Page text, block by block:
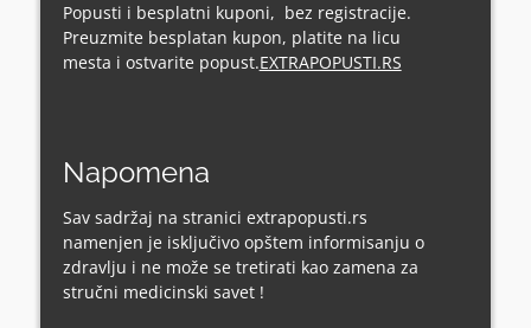
Popusti i besplatni kuponi, bez registracije.
Preuzmite besplatan kupon, platite na licu
mesta i ostvarite popust.EXTRAPOPUSTI.RS
Napomena
Sav sadržaj na stranici extrapopusti.rs
namenjen je isključivo opštem informisanju o
zdravlju i ne može se tretirati kao zamena za
stručni medicinski savet !